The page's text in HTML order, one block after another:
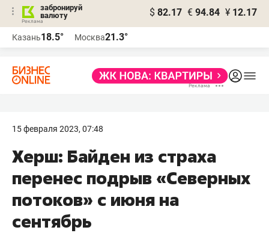
забронируй
валюту
$ 82.17 € 94.84 ¥ 12.17
Казань18.5° Москва21.3°
15 февраля 2023, 07:48
Херш: Байден из страха
перенес подрыв «Северных
потоков» с июня на
сентябрь